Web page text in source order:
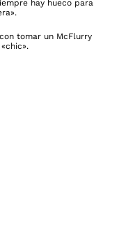
hay hueco para
tomar un McFlurry